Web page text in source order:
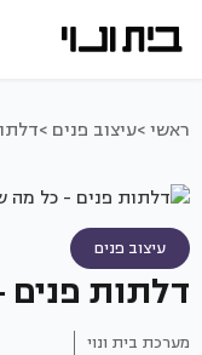
ראשי >עיצוב פנים >
עיצוב פנים
דלתות
מערכת בית ונוי